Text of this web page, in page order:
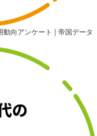
向アンケート | 帝国データ